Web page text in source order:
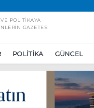
POLITIKAYA
GAZETESI
POLITIKA GÜNCEL